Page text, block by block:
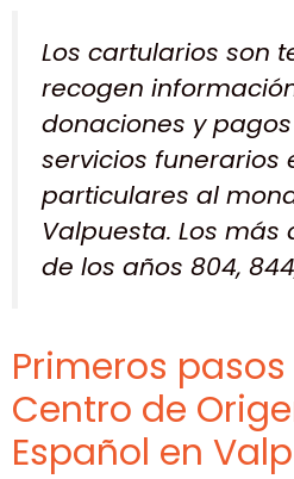
Los cartularios son
recogen
donaciones y
servicios funerarios
particulares al
Valpuesta. Los
de los años 804,
Primeros
Centro de
Español en